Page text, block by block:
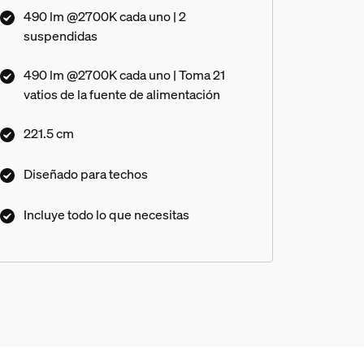
490 lm @2700K cada uno | 2
suspendidas
490 lm @2700K cada uno | Toma 21
vatios de la fuente de alimentación
221.5 cm
Diseñado para techos
Incluye todo lo que necesitas